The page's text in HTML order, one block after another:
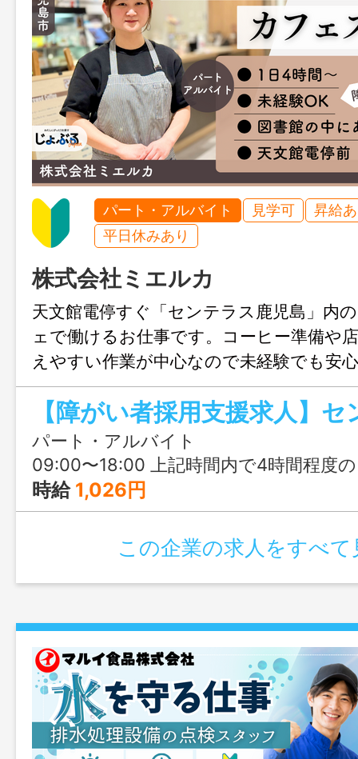
パート・アルバイト 見学可
昇給
平日休みあり
株式会社ミエルカ
天文館電停すぐ「センテラス鹿児島」内
ェで働けるお仕事です。コーヒー準備や
えやすい作業が中心なので未経験でも安
ート体制も整っており、自分のペースを
ら、落ち着いた空間で少しずつ仕事に慣
パート・アルバイト
09:00〜18:00 上記時間内で4時間程度
時給 1,026円
この企業の求人をすべて